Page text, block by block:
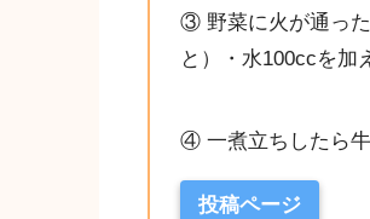
③ 野菜に火が通っ
と）・水100ccを加
④ 一煮立ちしたら
投稿ページ